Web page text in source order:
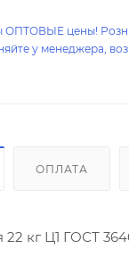
ОПТОВЫЕ цены!
у менеджера,
ОПЛАТА
кг Ц1 ГОСТ